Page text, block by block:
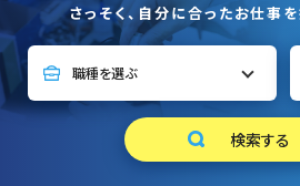
さっそく、自分に合ったお仕事を